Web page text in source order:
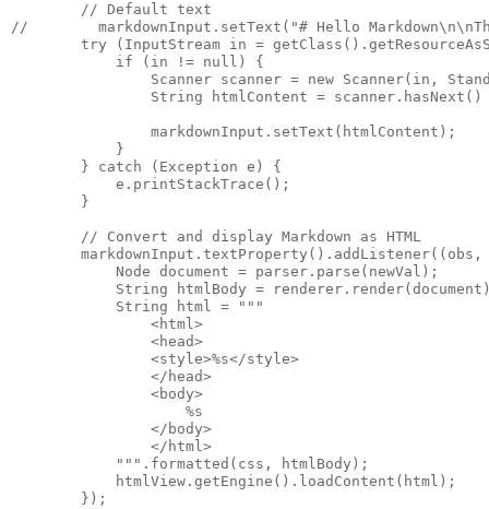
        // Default text
//        markdownInput.setText("# Hello
try (InputStream in =
            if (in != null) {
Scanner scanner = new Scanner(in,
String htmlContent =
                markdownInput.setText(htmlContent);
            }
        } catch (Exception e) {
            e.printStackTrace();
        }
        // Convert and display Markdown as HTML
            Node document = parser.parse(newVal);
String htmlBody =
            String html = """
                <html>
                <head>
                <style>%s</style>
                </head>
                <body>
                    %s
                </body>
                </html>
            """.formatted(css, htmlBody);
            htmlView.getEngine().loadContent(html);
        });